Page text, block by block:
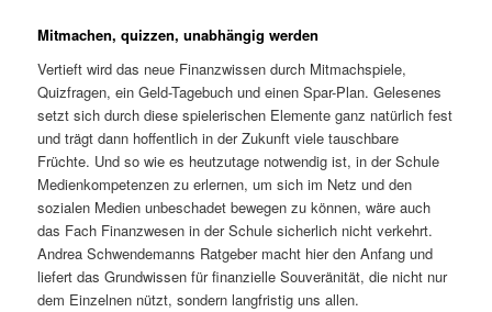
Mitmachen, quizzen, unabhängig werden
Vertieft wird das neue Finanzwissen durch Mitmachspiele,
Quizfragen, ein Geld-Tagebuch und einen Spar-Plan. Gelesenes
setzt sich durch diese spielerischen Elemente ganz natürlich fest
und trägt dann hoffentlich in der Zukunft viele tauschbare
Früchte. Und so wie es heutzutage notwendig ist, in der Schule
Medienkompetenzen zu erlernen, um sich im Netz und den
sozialen Medien unbeschadet bewegen zu können, wäre auch
das Fach Finanzwesen in der Schule sicherlich nicht verkehrt.
Andrea Schwendemanns Ratgeber macht hier den Anfang und
liefert das Grundwissen für finanzielle Souveränität, die nicht nur
dem Einzelnen nützt, sondern langfristig uns allen.